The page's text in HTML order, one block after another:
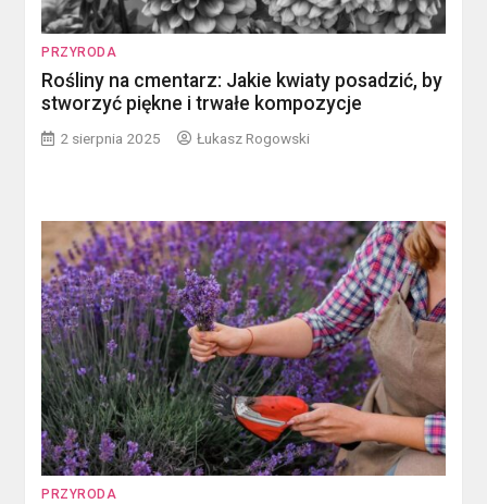
PRZYRODA
Rośliny na cmentarz: Jakie kwiaty posadzić, by
stworzyć piękne i trwałe kompozycje
2 sierpnia 2025 Łukasz Rogowski
PRZYRODA